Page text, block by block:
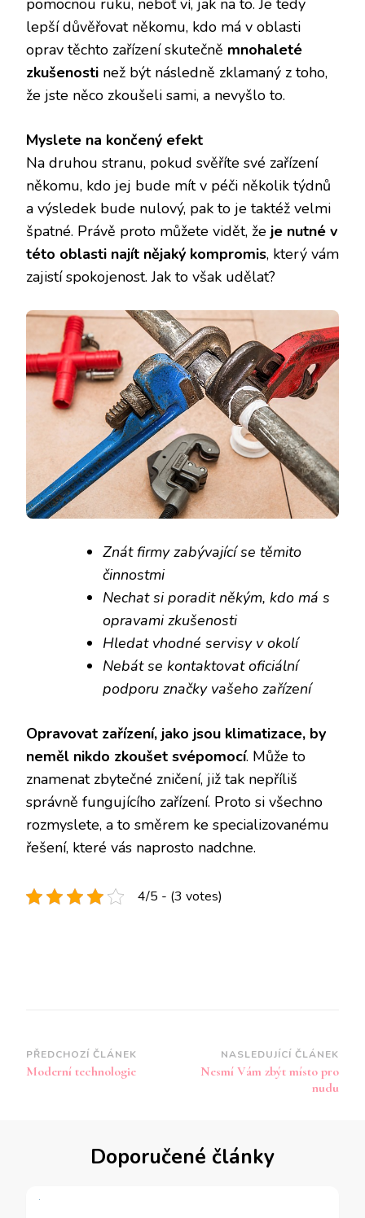
pomocnou ruku, neboť ví, jak na to. Je tedy
lepší důvěřovat někomu, kdo má v oblasti
oprav těchto zařízení skutečně mnohaleté
zkušenosti než být následně zklamaný z toho,
že jste něco zkoušeli sami, a nevyšlo to.
Myslete na končený efekt
Na druhou stranu, pokud svěříte své zařízení
někomu, kdo jej bude mít v péči několik týdnů
a výsledek bude nulový, pak to je taktéž velmi
špatné. Právě proto můžete vidět, že je nutné v
této oblasti najít nějaký kompromis, který vám
zajistí spokojenost. Jak to však udělat?
Znát firmy zabývající se těmito
činnostmi
Nechat si poradit někým, kdo má s
opravami zkušenosti
Hledat vhodné servisy v okolí
Nebát se kontaktovat oficiální
podporu značky vašeho zařízení
Opravovat zařízení, jako jsou klimatizace, by
neměl nikdo zkoušet svépomocí. Může to
znamenat zbytečné zničení, již tak nepříliš
správně fungujícího zařízení. Proto si všechno
rozmyslete, a to směrem ke specializovanému
řešení, které vás naprosto nadchne.
4/5 - (3 votes)
Navigace
příspěvku
PŘEDCHOZÍ ČLÁNEK
Moderní technologie
NASLEDUJÍCÍ ČLÁNEK
Nesmí Vám zbýt místo pro
nudu
Doporučené články